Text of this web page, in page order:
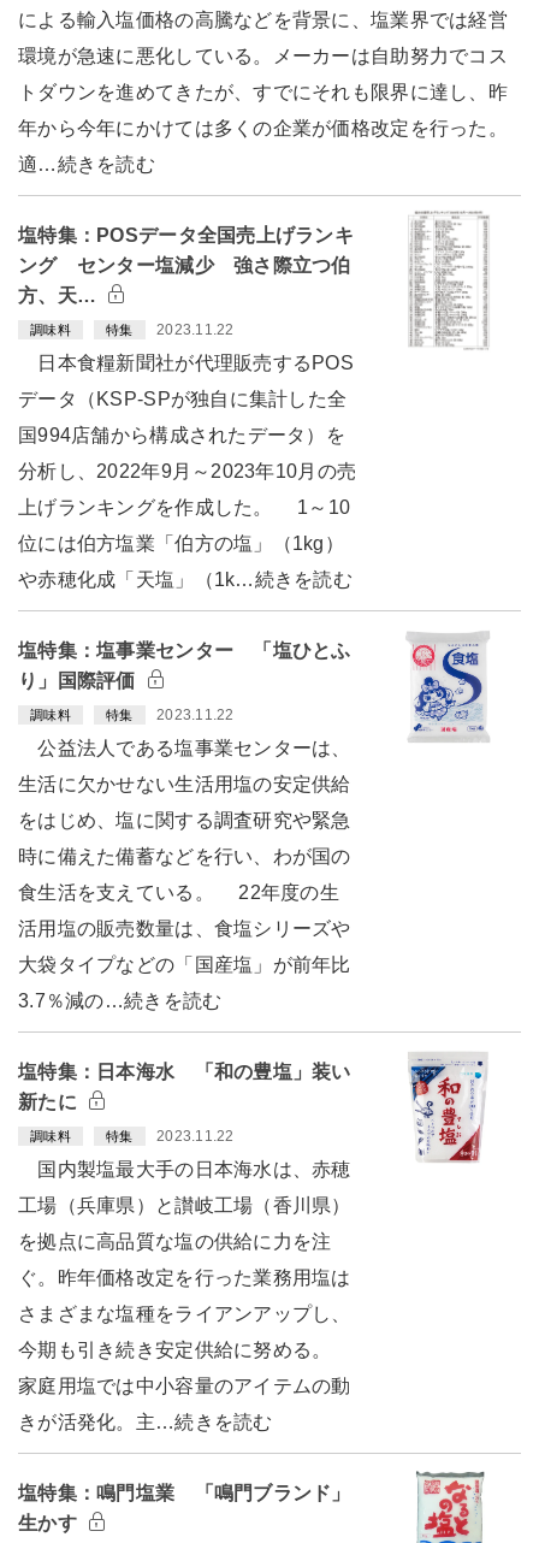
による輸入塩価格の高騰などを背景に、塩業界では経営
環境が急速に悪化している。メーカーは自助努力でコス
トダウンを進めてきたが、すでにそれも限界に達し、昨
年から今年にかけては多くの企業が価格改定を行った。
適…続きを読む
塩特集：POSデータ全国売上げランキ
ング センター塩減少 強さ際立つ伯
方、天…
調味料 特集 2023.11.22
日本食糧新聞社が代理販売するPOS
データ（KSP-SPが独自に集計した全
国994店舗から構成されたデータ）を
分析し、2022年9月～2023年10月の売
上げランキングを作成した。 1～10
位には伯方塩業「伯方の塩」（1kg）
や赤穂化成「天塩」（1k…続きを読む
塩特集：塩事業センター 「塩ひとふ
り」国際評価
調味料 特集 2023.11.22
公益法人である塩事業センターは、
生活に欠かせない生活用塩の安定供給
をはじめ、塩に関する調査研究や緊急
時に備えた備蓄などを行い、わが国の
食生活を支えている。 22年度の生
活用塩の販売数量は、食塩シリーズや
大袋タイプなどの「国産塩」が前年比
3.7％減の…続きを読む
塩特集：日本海水 「和の豊塩」装い
新たに
調味料 特集 2023.11.22
国内製塩最大手の日本海水は、赤穂
工場（兵庫県）と讃岐工場（香川県）
を拠点に高品質な塩の供給に力を注
ぐ。昨年価格改定を行った業務用塩は
さまざまな塩種をライアンアップし、
今期も引き続き安定供給に努める。
家庭用塩では中小容量のアイテムの動
きが活発化。主…続きを読む
塩特集：鳴門塩業 「鳴門ブランド」
生かす